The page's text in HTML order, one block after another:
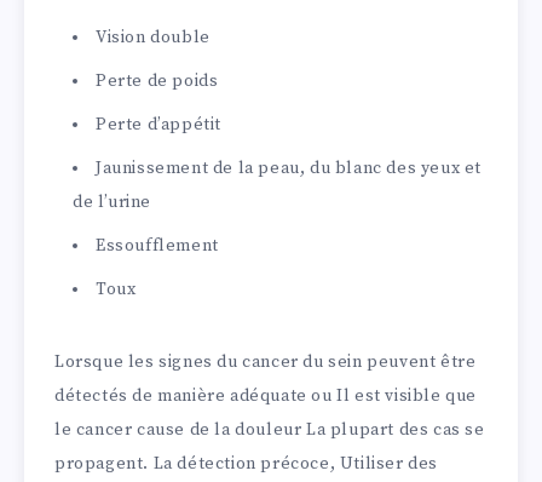
Vision double
Perte de poids
Perte d’appétit
Jaunissement de la peau, du blanc des yeux et
de l’urine
Essoufflement
Toux
Lorsque les signes du cancer du sein peuvent être
détectés de manière adéquate ou Il est visible que
le cancer cause de la douleur La plupart des cas se
propagent. La détection précoce, Utiliser des